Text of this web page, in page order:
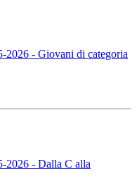
- Giovani di categoria
- Dalla C alla